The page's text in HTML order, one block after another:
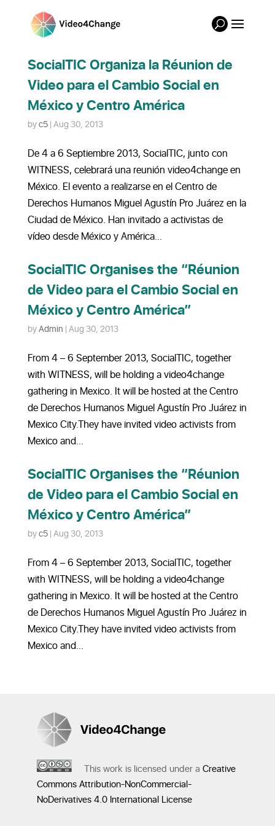
SocialTIC Organiza la Réunion de
Video para el Cambio Social en
México y Centro América
byc5|Aug 30, 2013
De 4 a 6 Septiembre 2013, SocialTIC, junto con
WITNESS, celebrará una reunión video4change en
México. El evento a realizarse en el Centro de
Derechos Humanos Miguel Agustín Pro Juárez en la
Ciudad de México. Han invitado a activistas de
vídeo desde México y América...
SocialTIC Organises the “Réunion
de Video para el Cambio Social en
México y Centro América”
byAdmin |Aug 30, 2013
From 4 – 6 September 2013, SocialTIC, together
with WITNESS, will be holding a video4change
gathering in Mexico. It will be hosted at the Centro
de Derechos Humanos Miguel Agustín Pro Juárez in
Mexico City.They have invited video activists from
Mexico and...
SocialTIC Organises the “Réunion
de Video para el Cambio Social en
México y Centro América”
byc5|Aug 30, 2013
From 4 – 6 September 2013, SocialTIC, together
with WITNESS, will be holding a video4change
gathering in Mexico. It will be hosted at the Centro
de Derechos Humanos Miguel Agustín Pro Juárez in
Mexico City.They have invited video activists from
Mexico and...
This work is licensed under a Creative
Commons Attribution-NonCommercial-
NoDerivatives 4.0 International License